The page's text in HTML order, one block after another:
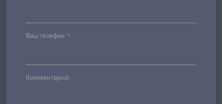
Ваш телефон *:
Комментарий: